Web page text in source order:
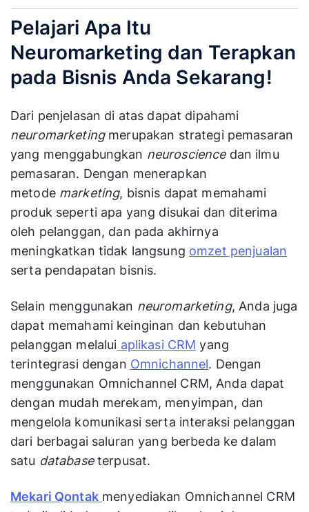
Pelajari Apa Itu
Neuromarketing dan Terapkan
pada Bisnis Anda Sekarang!
Dari penjelasan di atas dapat dipahami
neuromarketingmerupakan strategi pemasaran
yang menggabungkan neurosciencedan ilmu
pemasaran. Dengan menerapkan
metode marketing, bisnis dapat memahami
produk seperti apa yang disukai dan diterima
oleh pelanggan, dan pada akhirnya
meningkatkan tidak langsung omzet penjualan
serta pendapatan bisnis.
Selain menggunakan neuromarketing, Anda juga
dapat memahami keinginan dan kebutuhan
pelanggan melalui aplikasi CRM yang
terintegrasi dengan Omnichannel. Dengan
menggunakan Omnichannel CRM, Anda dapat
dengan mudah merekam, menyimpan, dan
mengelola komunikasi serta interaksi pelanggan
dari berbagai saluran yang berbeda ke dalam
satu databaseterpusat.
Mekari Qontak menyediakan Omnichannel CRM